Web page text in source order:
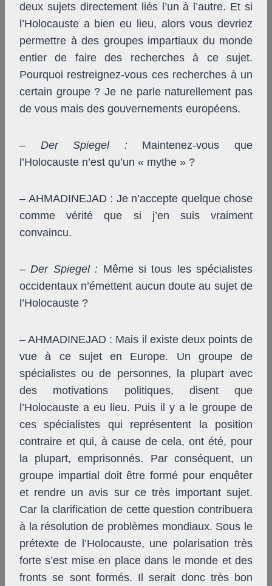
deux sujets directement liés l’un à l’autre. Et si
l’Holocauste a bien eu lieu, alors vous devriez
permettre à des groupes impartiaux du monde
entier de faire des recherches à ce sujet.
Pourquoi restreignez-vous ces recherches à un
certain groupe ? Je ne parle naturellement pas
de vous mais des gouvernements européens.
– Der Spiegel :Maintenez-vous que
l’Holocauste n’est qu’un « mythe » ?
– AHMADINEJAD : Je n’accepte quelque chose
comme vérité que si j’en suis vraiment
convaincu.
–Der Spiegel : Même si tous les spécialistes
occidentaux n’émettent aucun doute au sujet de
l’Holocauste ?
– AHMADINEJAD : Mais il existe deux points de
vue à ce sujet en Europe. Un groupe de
spécialistes ou de personnes, la plupart avec
des motivations politiques, disent que
l’Holocauste a eu lieu. Puis il y a le groupe de
ces spécialistes qui représentent la position
contraire et qui, à cause de cela, ont été, pour
la plupart, emprisonnés. Par conséquent, un
groupe impartial doit être formé pour enquêter
et rendre un avis sur ce très important sujet.
Car la clarification de cette question contribuera
à la résolution de problèmes mondiaux. Sous le
prétexte de l’Holocauste, une polarisation très
forte s’est mise en place dans le monde et des
fronts se sont formés. Il serait donc très bon